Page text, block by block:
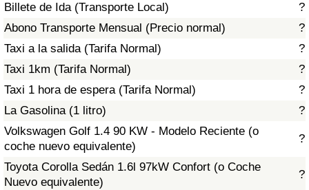
Billete de Ida (Transporte Local)
?
Abono Transporte Mensual (Precio normal)
?
Taxi a la salida (Tarifa Normal)
?
Taxi 1km (Tarifa Normal)
?
Taxi 1 hora de espera (Tarifa Normal)
?
La Gasolina (1 litro)
?
Volkswagen Golf 1.4 90 KW - Modelo Reciente (o
coche nuevo equivalente)
?
Toyota Corolla Sedán 1.6l 97kW Confort (o Coche
Nuevo equivalente)
?